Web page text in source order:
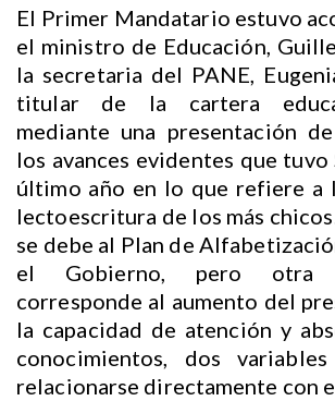
El Primer Mandatario estuvo
el ministro de Educación,
la secretaria del PANE,
titular de la cartera
mediante una presentación
los avances evidentes que tuvo
último año en lo que refiere a
lectoescritura de los más
se debe al Plan de
el Gobierno, pero otra
corresponde al aumento del
la capacidad de atención y
conocimientos, dos
relacionarse directamente con